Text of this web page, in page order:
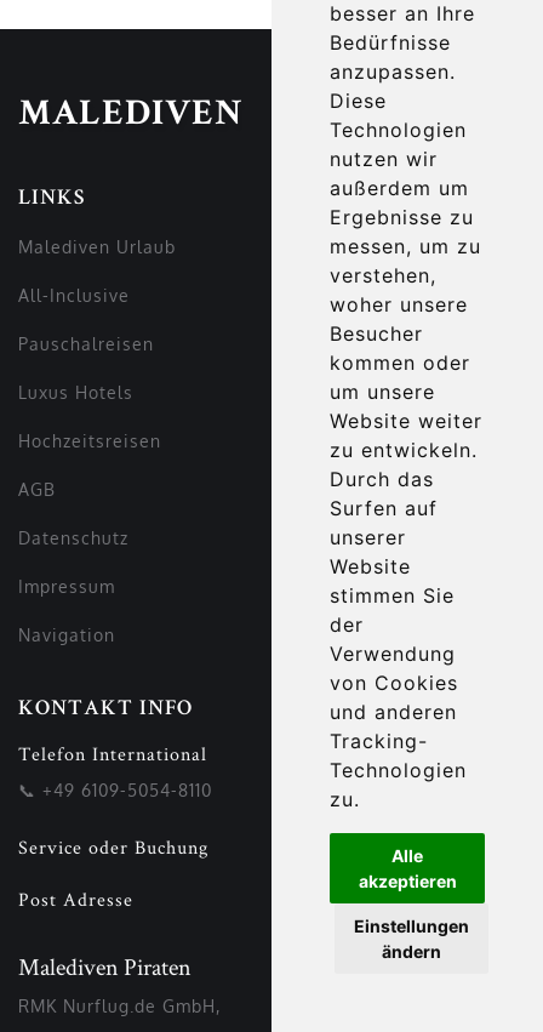
besser an Ihre
Bedürfnisse
anzupassen.
Diese
Technologien
nutzen wir
außerdem um
Ergebnisse zu
messen, um zu
verstehen,
woher unsere
Besucher
kommen oder
um unsere
Website weiter
zu entwickeln.
Durch das
Surfen auf
unserer
Website
stimmen Sie
der
Verwendung
von Cookies
und anderen
Tracking-
Technologien
zu.
Alle
akzeptieren
Einstellungen
ändern
MALEDIVEN
LINKS
Malediven Urlaub
All-Inclusive
Pauschalreisen
Luxus Hotels
Hochzeitsreisen
AGB
Datenschutz
Impressum
Navigation
KONTAKT INFO
Telefon International
📞 +49 6109-5054-8110
Service oder Buchung
Post Adresse
Malediven Piraten
RMK Nurflug.de GmbH,